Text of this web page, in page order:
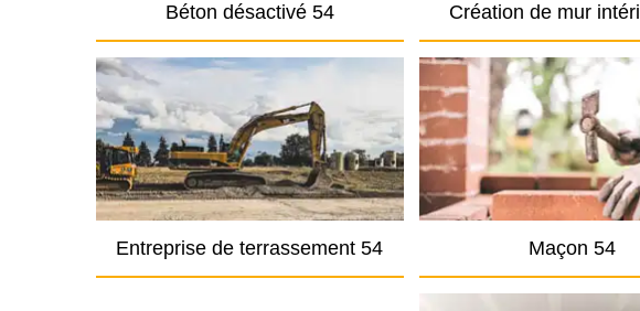
Béton désactivé 54 Création de mur
Entreprise de terrassement 54 Maçon 54